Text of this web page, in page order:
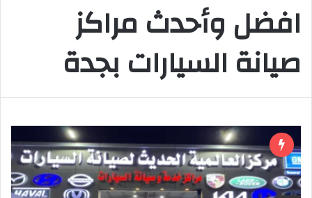
افضل وأحدث مراكز
صيانة السيارات بجدة